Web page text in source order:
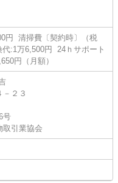
円 清掃費〔契約時〕（税
:1万6,500円 24ｈサポート
円（月額）
２３
号
取引業協会